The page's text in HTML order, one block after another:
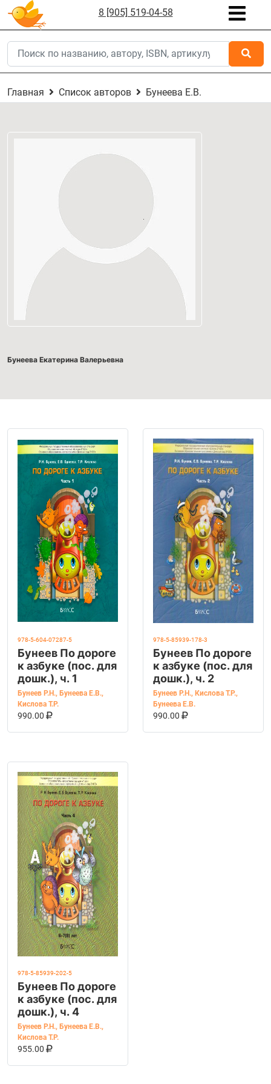
8 [905] 519-04-58
Главная Список авторов Бунеева Е.В.
Бунеева Екатерина Валерьевна
978-5-604-07287-5
Бунеев По дороге
к азбуке (пос. для
дошк.), ч. 1
Бунеев Р.Н., Бунеева Е.В.,
Кислова Т.Р.
990.00
В КОРЗИНУ
978-5-85939-178-3
Бунеев По дороге
к азбуке (пос. для
дошк.), ч. 2
Бунеев Р.Н., Кислова Т.Р.,
Бунеева Е.В.
990.00
В КОРЗИНУ
978-5-85939-202-5
Бунеев По дороге
к азбуке (пос. для
дошк.), ч. 4
Бунеев Р.Н., Бунеева Е.В.,
Кислова Т.Р.
955.00
В КОРЗИНУ